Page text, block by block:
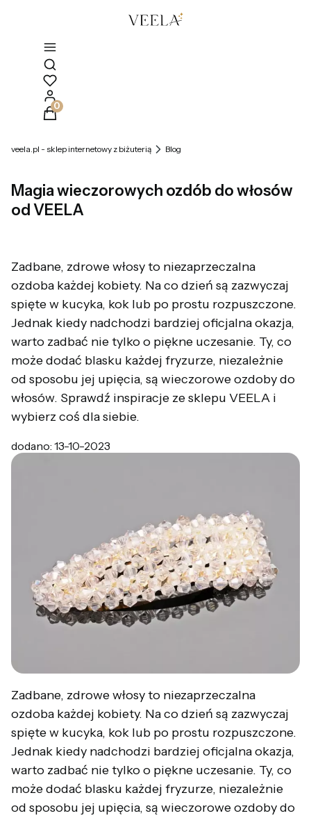
Otwórz wyszukiwarkę
Produkty w koszyku: 0. Zobacz szczegóły
veela.pl - sklep internetowy z biżuterią Blog
Magia wieczorowych ozdób do włosów
od VEELA
Zadbane, zdrowe włosy to niezaprzeczalna
ozdoba każdej kobiety. Na co dzień są zazwyczaj
spięte w kucyka, kok lub po prostu rozpuszczone.
Jednak kiedy nadchodzi bardziej oficjalna okazja,
warto zadbać nie tylko o piękne uczesanie. Ty, co
może dodać blasku każdej fryzurze, niezależnie
od sposobu jej upięcia, są wieczorowe ozdoby do
włosów. Sprawdź inspiracje ze sklepu VEELA i
wybierz coś dla siebie.
dodano: 13-10-2023
Zadbane, zdrowe włosy to niezaprzeczalna
ozdoba każdej kobiety. Na co dzień są zazwyczaj
spięte w kucyka, kok lub po prostu rozpuszczone.
Jednak kiedy nadchodzi bardziej oficjalna okazja,
warto zadbać nie tylko o piękne uczesanie. Ty, co
może dodać blasku każdej fryzurze, niezależnie
od sposobu jej upięcia, są wieczorowe ozdoby do